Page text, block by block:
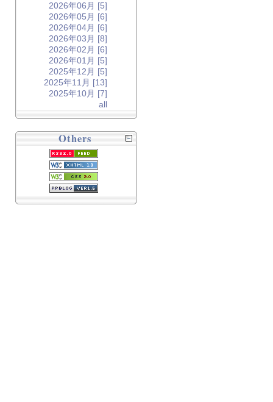
2026年06月 [5]
2026年05月 [6]
2026年04月 [6]
2026年03月 [8]
2026年02月 [6]
2026年01月 [5]
2025年12月 [5]
2025年11月 [13]
2025年10月 [7]
all
Others